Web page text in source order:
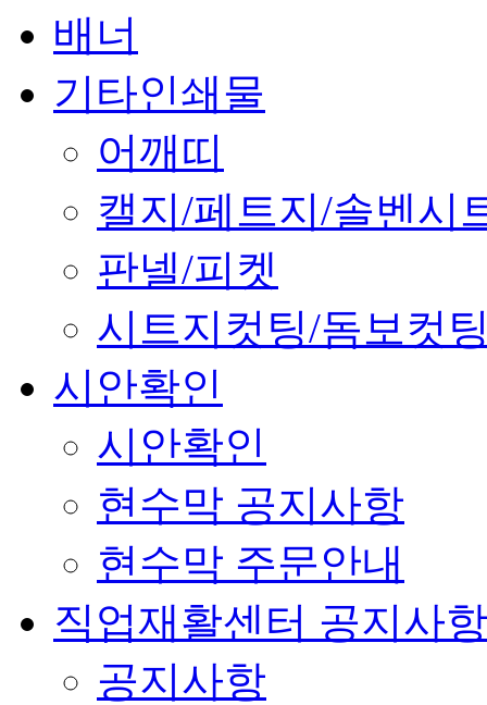
배너
기타인쇄물
어깨띠
캘지/페트지/솔벤시
판넬/피켓
시트지컷팅/돔보컷
시안확인
시안확인
현수막 공지사항
현수막 주문안내
직업재활센터 공지사항
공지사항